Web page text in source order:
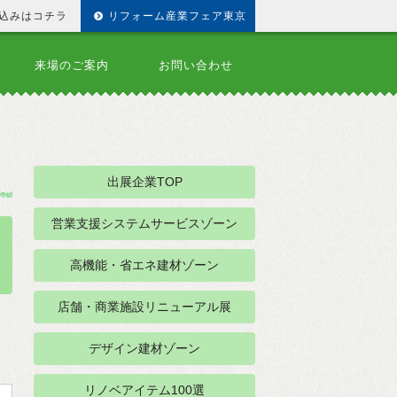
みはコチラ リフォーム産業フェア東京
来場のご案内 お問い合わせ
出展企業TOP
営業支援システムサービスゾーン
高機能・省エネ建材ゾーン
店舗・商業施設リニューアル展
デザイン建材ゾーン
リノベアイテム100選